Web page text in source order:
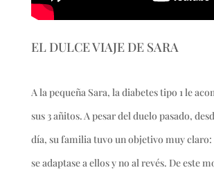
EL DULCE VIAJE DE SARA
A la pequeña Sara, la diabetes tipo 1 le
sus 3 añitos. A pesar del duelo pasado,
día, su familia tuvo un objetivo muy claro:
se adaptase a ellos y no al revés. De este